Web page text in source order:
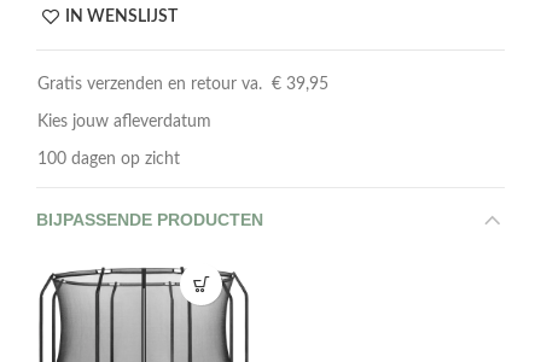
IN WENSLIJST
Gratis verzenden en retour va. € 39,95
Kies jouw afleverdatum
100 dagen op zicht
BIJPASSENDE PRODUCTEN